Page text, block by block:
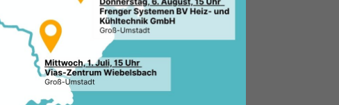
12.01.2018, 09:24 Uhr